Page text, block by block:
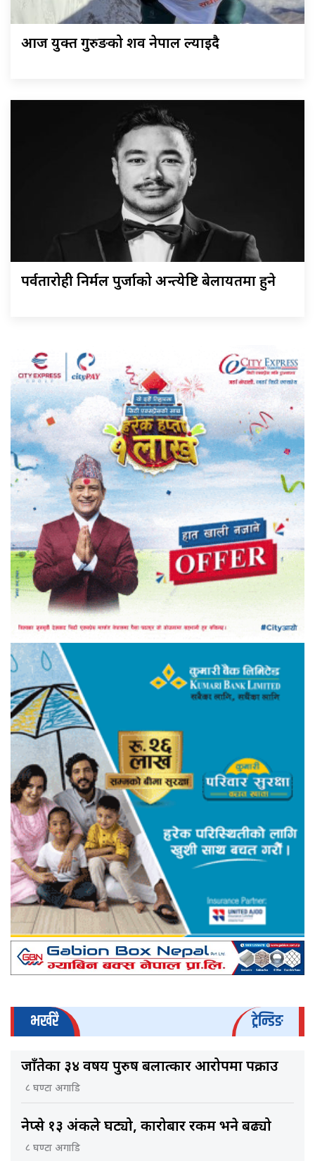
आज युक्त गुरुङको शव नेपाल ल्याइदै
पर्वतारोही निर्मल पुर्जाको अन्त्येष्टि बेलायतमा हुने
भर्खरै ट्रेन्डिङ
जाँतेका ३४ वर्षीय पुरुष बलात्कार आरोपमा पक्राउ
८ घण्टा अगाडि
नेप्से १३ अंकले घट्यो, कारोबार रकम भने बढ्यो
८ घण्टा अगाडि